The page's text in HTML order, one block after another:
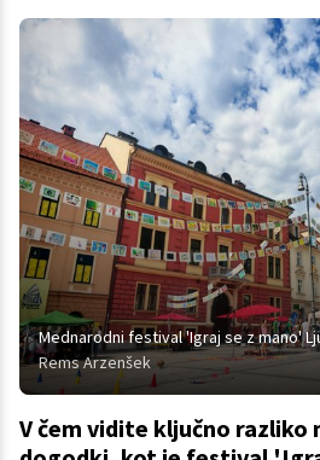
Mednarodni festival 'Igraj se z mano'
Rems Arzenšek
V čem vidite ključno razliko